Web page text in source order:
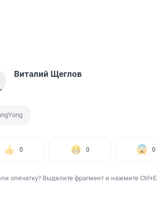
Виталий Щеглов
0 0 0
опечатку? Выделите фрагмент и нажмите